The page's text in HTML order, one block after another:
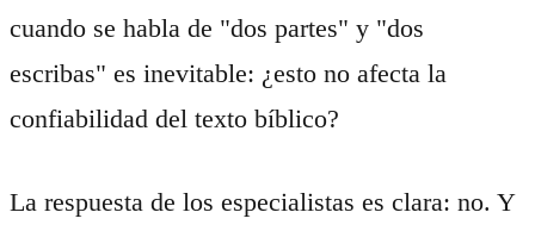
cuando se habla de "dos partes" y "dos
escribas" es inevitable: ¿esto no afecta la
confiabilidad del texto bíblico?
La respuesta de los especialistas es clara: no. Y